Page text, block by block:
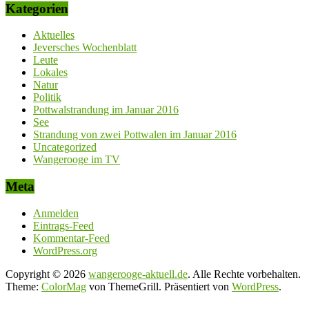
Kategorien
Aktuelles
Jeversches Wochenblatt
Leute
Lokales
Natur
Politik
Pottwalstrandung im Januar 2016
See
Strandung von zwei Pottwalen im Januar 2016
Uncategorized
Wangerooge im TV
Meta
Anmelden
Eintrags-Feed
Kommentar-Feed
WordPress.org
Copyright © 2026 wangerooge-aktuell.de. Alle Rechte vorbehalten.
Theme: ColorMag von ThemeGrill. Präsentiert von WordPress.